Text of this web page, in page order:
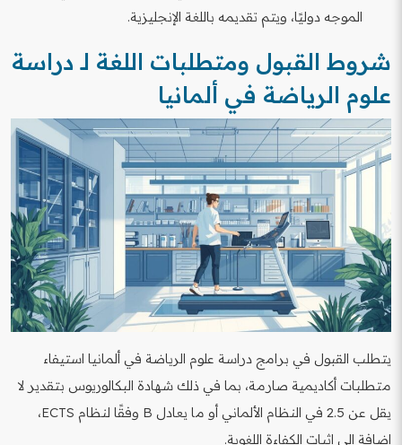
الموجه دوليًا، ويتم تقديمه باللغة الإنجليزية.
شروط القبول ومتطلبات اللغة لـ دراسة
علوم الرياضة في ألمانيا
يتطلب القبول في برامج دراسة علوم الرياضة في ألمانيا استيفاء
متطلبات أكاديمية صارمة، بما في ذلك شهادة البكالوريوس بتقدير لا
يقل عن 2.5 في النظام الألماني أو ما يعادل B وفقًا لنظام ECTS،
إضافة إلى إثبات الكفاءة اللغوية.